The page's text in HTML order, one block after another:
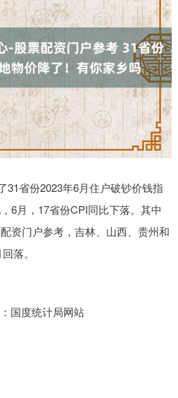
31省份2023年6月住户破钞价钱指
6月，17省份CPI同比下落。其中
资门户参考，吉林、山西、贵州和
落。
国度统计局网站